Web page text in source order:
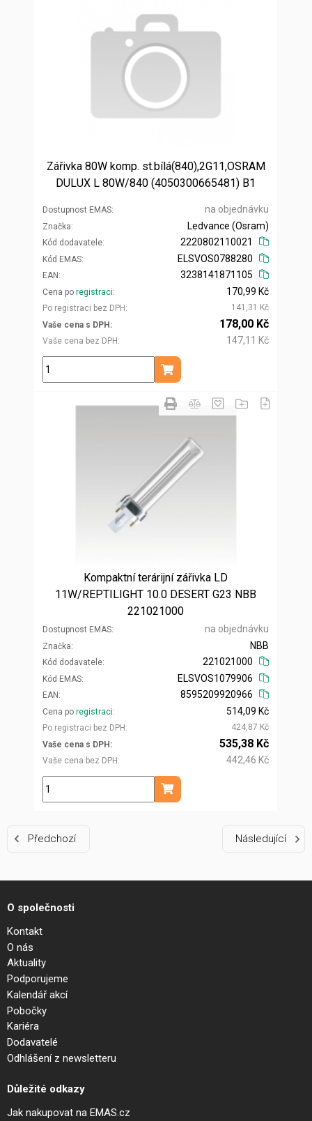
Zářivka 80W komp. st.bílá(840),2G11,OSRAM
DULUX L 80W/840 (4050300665481) B1
Dostupnost EMAS na objednávku
Značka
Kód dodavatele
Ledvance (Osram)
2220802110021
Kód EMAS
EAN
ELSVOS0788280
3238141871105
Cena po registraci
Po registraci bez DPH
170,99 Kč
141,31 Kč
Vaše cena s DPH
Vaše cena bez DPH
178,00 Kč
147,11 Kč
ks
Přidat do košíku
Kompaktní terárijní zářivka LD
11W/REPTILIGHT 10.0 DESERT G23 NBB
221021000
Dostupnost EMAS na objednávku
Značka
Kód dodavatele
NBB
221021000
Kód EMAS
EAN
ELSVOS1079906
8595209920966
Cena po registraci
Po registraci bez DPH
514,09 Kč
424,87 Kč
Vaše cena s DPH
Vaše cena bez DPH
535,38 Kč
442,46 Kč
ks
Přidat do košíku
Předchozí Následující
O společnosti
Kontakt
O nás
Aktuality
Podporujeme
Kalendář akcí
Pobočky
Kariéra
Dodavatelé
Odhlášení z newsletteru
Důležité odkazy
Jak nakupovat na EMAS.cz